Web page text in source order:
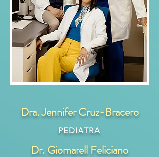
Dra. Jennifer Cruz-Bracero
PEDIATRA
Dr. Giomarell Feliciano